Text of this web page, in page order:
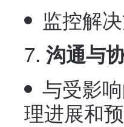
监控解
沟通与
与受影
理进展和